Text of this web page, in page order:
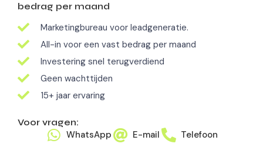
bedrag per maand
Marketingbureau voor leadgeneratie.
All-in voor een vast bedrag per maand
Investering snel terugverdiend
Geen wachttijden
15+ jaar ervaring
Voor vragen:
WhatsApp E-mail Telefoon